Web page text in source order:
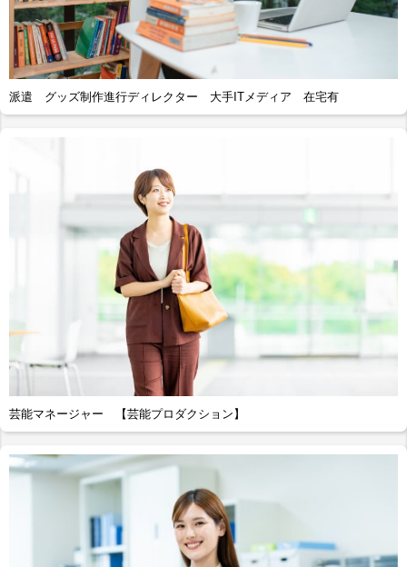
派遣 グッズ制作進行ディレクター 大手ITメディア 在宅有
芸能マネージャー 【芸能プロダクション】